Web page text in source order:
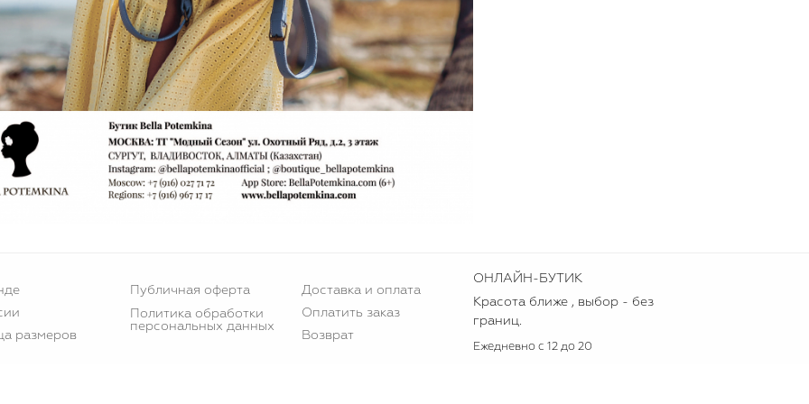
размеров
Публичная оферта
Политика обработки
персональных данных
Доставка и оплата
Оплатить заказ
Возврат
ОНЛАЙН-БУТИК
Красота ближе , выбор - без
границ.
Ежедневно с 12 до 20